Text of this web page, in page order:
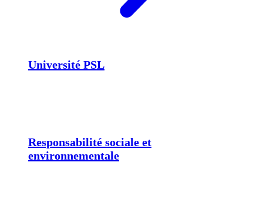
Université PSL
Responsabilité sociale et
environnementale